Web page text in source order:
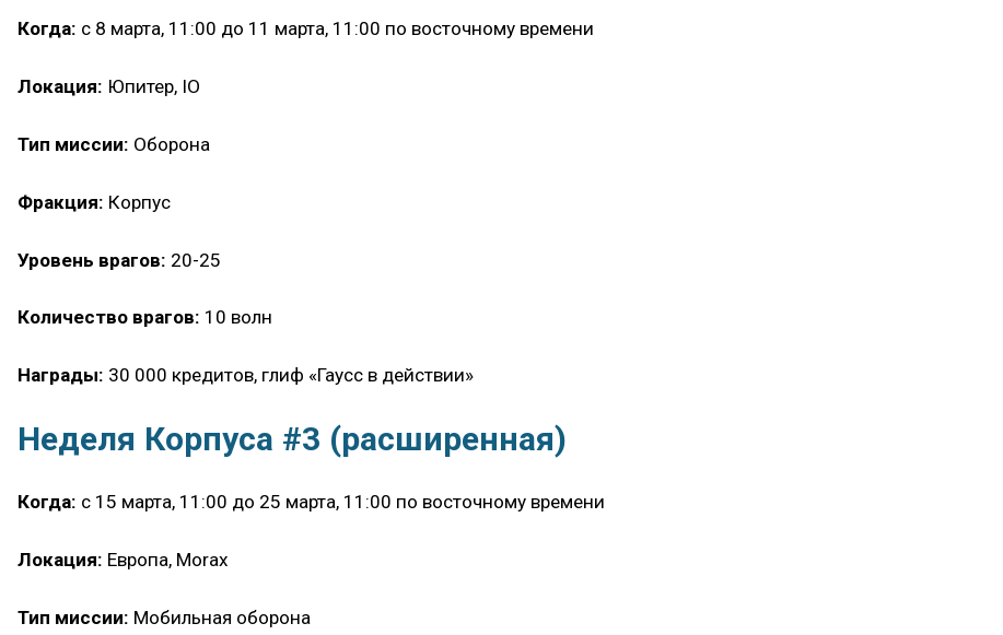
Когда: с 8 марта, 11:00 до 11 марта, 11:00 по восточному времени
Локация: Юпитер, IO
Тип миссии: Оборона
Фракция: Корпус
Уровень врагов: 20-25
Количество врагов: 10 волн
Награды: 30 000 кредитов, глиф «Гаусс в действии»
Неделя Корпуса #3 (расширенная)
Когда: с 15 марта, 11:00 до 25 марта, 11:00 по восточному времени
Локация: Европа, Morax
Тип миссии: Мобильная оборона